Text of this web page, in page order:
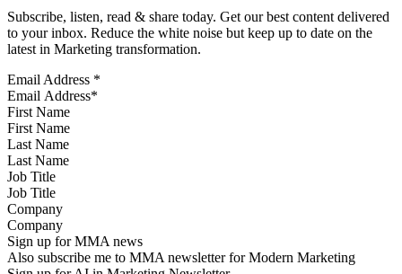
Subscribe, listen, read & share today. Get our best content delivered
to your inbox. Reduce the white noise but keep up to date on the
latest in Marketing transformation.
Email Address *
First Name
Last Name
Job Title
Company
Sign up for MMA news
Also subscribe me to MMA newsletter for Modern Marketing